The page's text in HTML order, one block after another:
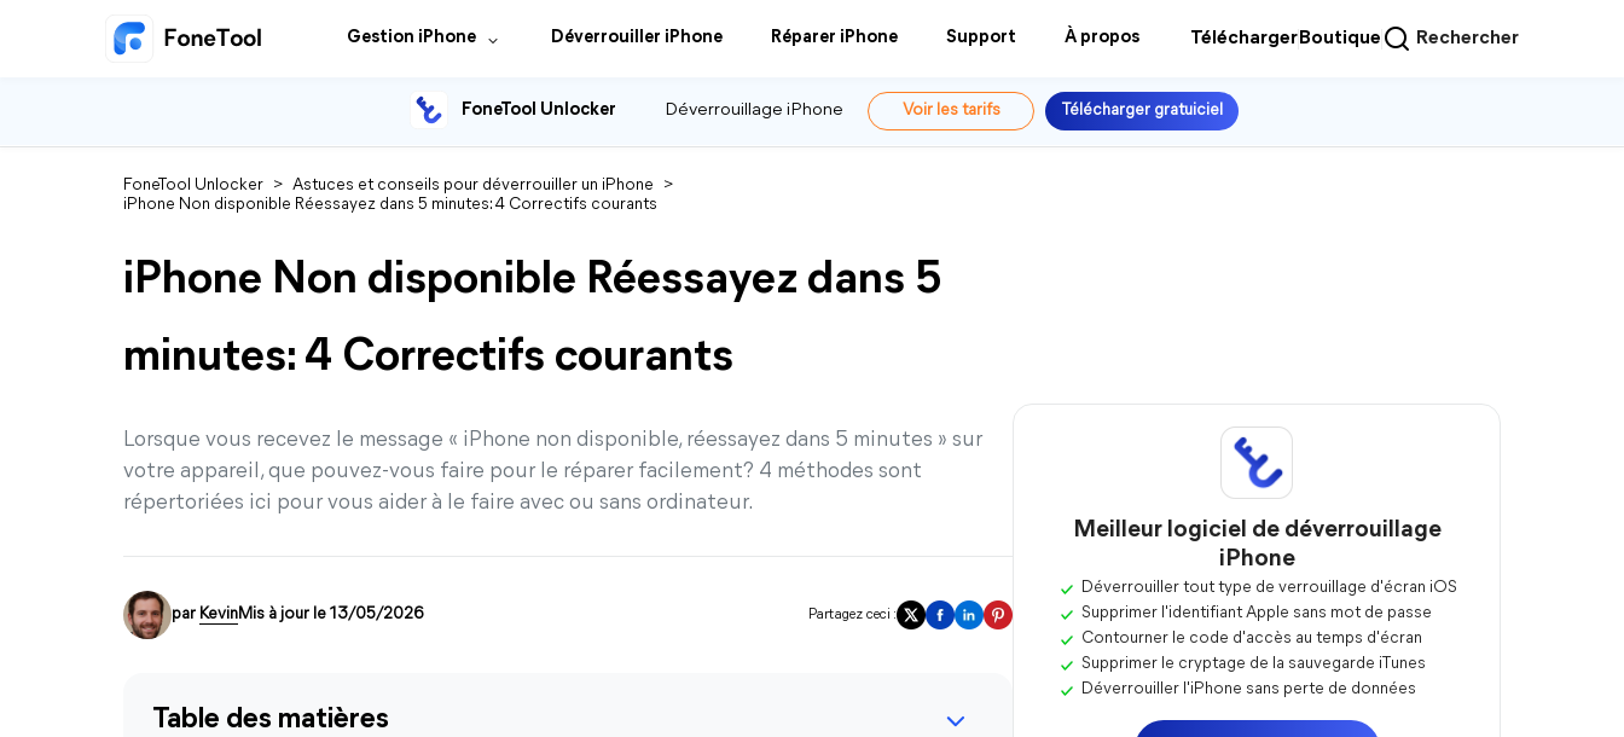
Gestion iPhone Déverrouiller iPhone Réparer iPhone Support À propos Télécharger Boutique Rechercher
FoneTool Unlocker Déverrouillage iPhone Voir les tarifs Télécharger gratuiciel
FoneTool Unlocker > Astuces et conseils pour déverrouiller un iPhone
>
iPhone Non disponible Réessayez dans 5 minutes: 4 Correctifs courants
iPhone Non disponible Réessayez dans 5
minutes: 4 Correctifs courants
Lorsque vous recevez le message « iPhone non disponible, réessayez dans 5 minutes » sur
votre appareil, que pouvez-vous faire pour le réparer facilement? 4 méthodes sont
répertoriées ici pour vous aider à le faire avec ou sans ordinateur.
par KevinMis à jour le 13/05/2026 Partagez ceci :
Table des matières
Meilleur logiciel de déverrouillage
iPhone
Déverrouiller tout type de verrouillage d'écran iOS
Supprimer l'identifiant Apple sans mot de passe
Contourner le code d'accès au temps d'écran
Supprimer le cryptage de la sauvegarde iTunes
Déverrouiller l'iPhone sans perte de données